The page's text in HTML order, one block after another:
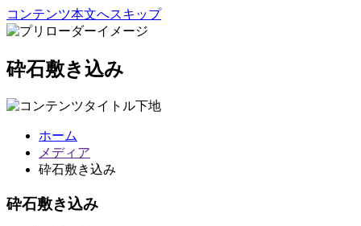
コンテンツ本文へスキップ
砕石敷き込み
ホーム
メディア
砕石敷き込み
砕石敷き込み